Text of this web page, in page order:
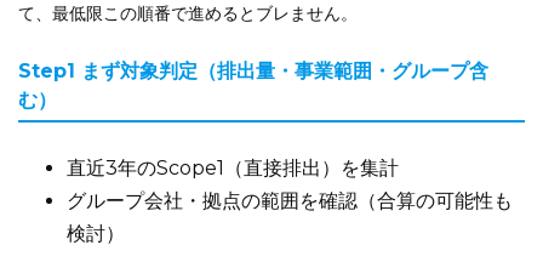
て、最低限この順番で進めるとブレません。
Step1 まず対象判定（排出量・事業範囲・グループ含
む）
直近3年のScope1（直接排出）を集計
グループ会社・拠点の範囲を確認（合算の可能性も
検討）